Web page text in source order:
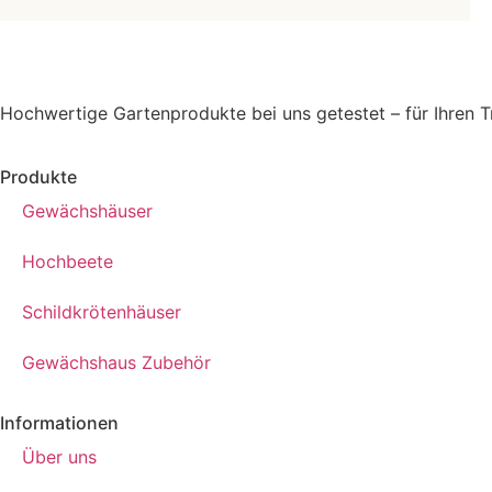
Hochwertige Gartenprodukte bei uns getestet – für Ihren
Produkte
Gewächshäuser
Hochbeete
Schildkrötenhäuser
Gewächshaus Zubehör
Informationen
Über uns